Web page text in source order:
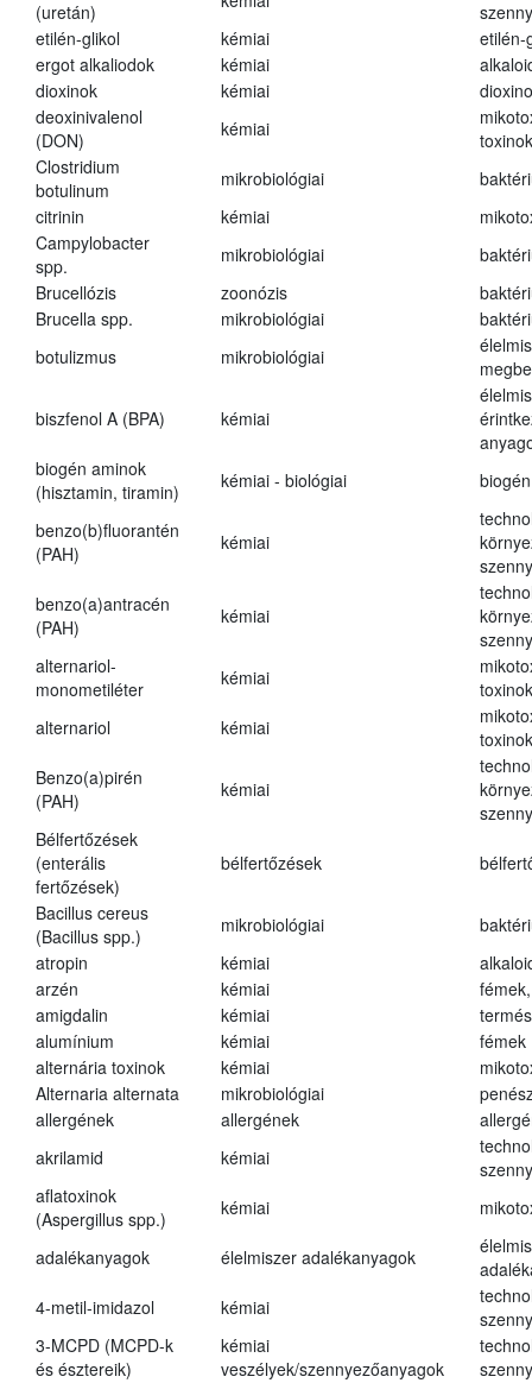
(uretán)
etilén-glikol
kémiai
etilén-
ergot alkaliodok
kémiai
dioxinok
kémiai
deoxinivalenol
(DON)
kémiai
toxinok
Clostridium
botulinum
mikrobiológiai
citrinin
kémiai
Campylobacter
spp.
mikrobiológiai
Brucellózis
zoonózis
Brucella spp.
mikrobiológiai
botulizmus
mikrobiológiai
biszfenol A (BPA) kémiai
biogén aminok
(hisztamin, tiramin)
kémiai - biológiai
benzo(b)fluorantén
(PAH)
kémiai
benzo(a)antracén
(PAH)
kémiai
alternariol-
monometiléter
kémiai
toxinok
alternariol
kémiai
toxinok
Benzo(a)pirén
(PAH)
kémiai
Bélfertőzések
(enterális
fertőzések)
bélfertőzések
Bacillus cereus
(Bacillus spp.)
mikrobiológiai
atropin
kémiai
arzén
kémiai
amigdalin
kémiai
alumínium
kémiai
fémek
alternária toxinok
kémiai
Alternaria alternata
mikrobiológiai
allergének
allergének
akrilamid
kémiai
aflatoxinok
(Aspergillus spp.)
kémiai
adalékanyagok élelmiszer adalékanyagok
4-metil-imidazol
kémiai
3-MCPD (MCPD-k
és észtereik)
kémiai
veszélyek/szennyezőanyagok